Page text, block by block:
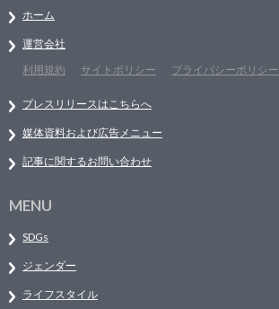
ホーム
運営会社
利用規約
サイトポリシー プライバシーポリシー
プレスリリースはこちらへ
媒体資料および広告メニュー
記事に関するお問い合わせ
MENU
SDGs
ジェンダー
ライフスタイル